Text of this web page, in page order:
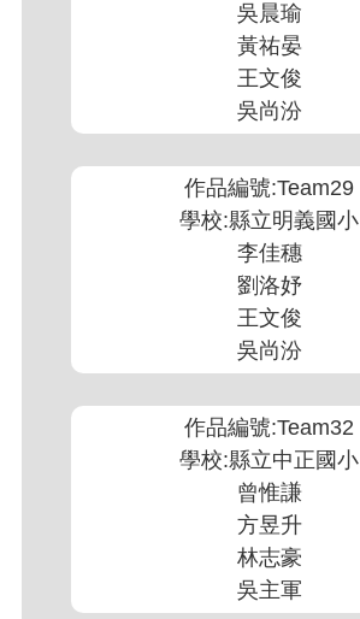
吳晨瑜
黃祐晏
王文俊
吳尚汾
作品編號:Team29
學校:縣立明義國小
李佳穗
劉洛妤
王文俊
吳尚汾
作品編號:Team32
學校:縣立中正國小
曾惟謙
方昱升
林志豪
吳主軍